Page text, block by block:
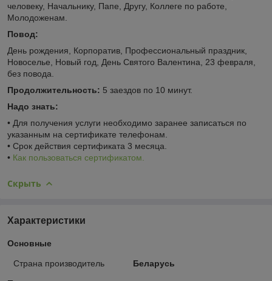
человеку, Начальнику, Папе, Другу, Коллеге по работе,
Молодоженам.
Повод:
День рождения, Корпоратив, Профессиональный праздник,
Новоселье, Новый год, День Святого Валентина, 23 февраля,
без повода.
Продолжительность: 5 заездов по 10 минут.
Надо знать:
• Для получения услуги необходимо заранее записаться по
указанным на сертификате телефонам.
• Срок действия сертификата 3 месяца.
• Как пользоваться сертификатом.
Скрыть
Характеристики
Основные
Страна производитель Беларусь